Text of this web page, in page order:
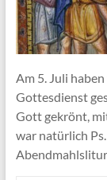
Am 5. Juli
Gottesdienst
Gott gekrönt,
war natürlich